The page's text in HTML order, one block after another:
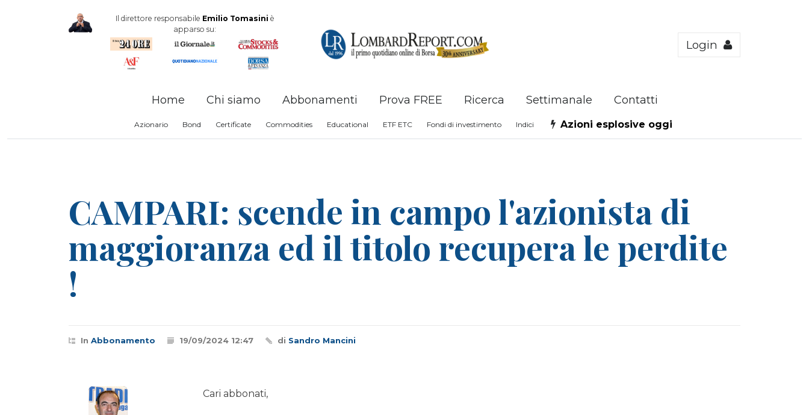
Il direttore responsabile Emilio Tomasini è
apparso su:
Login
Home Chi siamo Abbonamenti Prova FREE Ricerca Settimanale Contatti
Azionario Bond Certificate Commodities Educational ETF ETC Fondi di investimento Indici Azioni esplosive oggi
CAMPARI: scende in campo l'azionista di
maggioranza ed il titolo recupera le perdite
!
In Abbonamento 19/09/2024 12:47 di Sandro Mancini
Cari abbonati,